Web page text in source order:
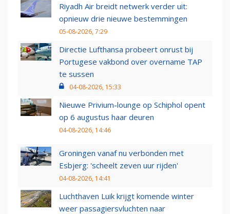
Riyadh Air breidt netwerk verder uit:
opnieuw drie nieuwe bestemmingen
05-08-2026, 7:29
Directie Lufthansa probeert onrust bij
Portugese vakbond over overname TAP
te sussen
04-08-2026, 15:33
Nieuwe Privium-lounge op Schiphol opent
op 6 augustus haar deuren
04-08-2026, 14:46
Groningen vanaf nu verbonden met
Esbjerg: 'scheelt zeven uur rijden'
04-08-2026, 14:41
Luchthaven Luik krijgt komende winter
weer passagiersvluchten naar